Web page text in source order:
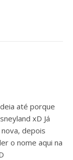
até porque
xD Já
depois
o nome aqui na